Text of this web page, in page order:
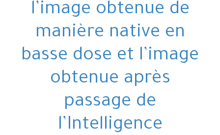
l’image obtenue de
manière native en
basse dose et l’image
obtenue après
passage de
l’Intelligence